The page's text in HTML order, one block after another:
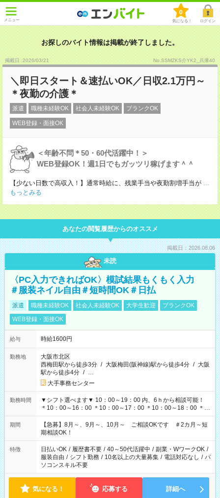
メニュー
0
気になる！ ログイン
お探しのバイト情報は掲載が終了しました。
掲載日 :2026/03/21 No.SSMZKS介YK2_兵庫40
＼即日スタート＆速払いOK／日収2.1万円～
＊夜勤の介護＊
派遣 職種未経験OK 社会人未経験OK ブランクOK
WEB登録・面接OK
＜年齢不問＊50・60代活躍中！＞
WEB登録OK！週1日でもガッツリ稼げます＾＾
【少ない日数で高収入！】通常時給に、残業手当や夜勤割増手当が ...
もっとみる
あなたの閲覧履歴からのオススメ
掲載日：2026.08.06
未読
〈PC入力できればOK〉模試結果もくもく入力
＃服装ネイル自由＃短時間OK＃日払
派遣 職種未経験OK 社会人未経験OK 大学生歓迎
ブランクOK
WEB登録・面接OK
給与 時給1600円
勤務地
大阪市北区
西梅田駅から徒歩3分 / 大阪梅田(阪神線)駅から徒歩4分 / 大阪
駅から徒歩4分 / …
大手事務センター
勤務時間
▼シフト選べます▼ 10：00～19：00 内、6ｈから相談可能！
＊10：00～16：00 ＊10：00～17：00 ＊10：00～18：00 ＊
11：00～19：00 ＊12：00～19：00 ＊13：00～19：00
期間
【急募】8月～、9月～、10月～ ご相談OKです ＃2カ月～短
期相談OK！
特徴 日払いOK / 履歴書不要 / 40～50代活躍中 / 副業・WワークOK /
服装自由 / シフト勤務 / 10名以上の大量募集 / 電話対応なし / パ
ソコンスキル不要
気になる！ 応募する 詳細へ